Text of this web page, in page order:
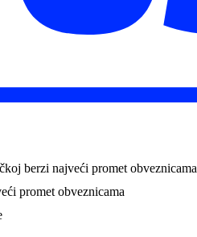
berzi najveći promet obveznicama
promet obveznicama